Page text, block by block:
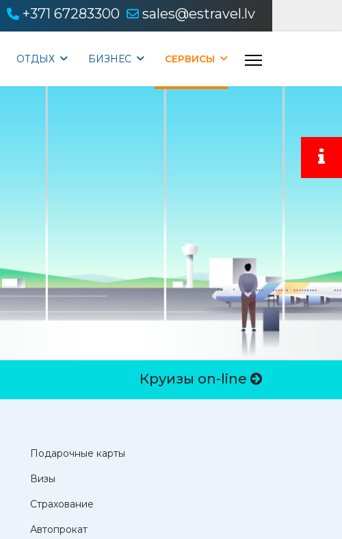
+371 67283300 sales@estravel.lv
ОТДЫХ БИЗНЕС CЕРВИСЫ
Круизы on-line
Подарочные карты
Визы
Страхование
Автопрокат